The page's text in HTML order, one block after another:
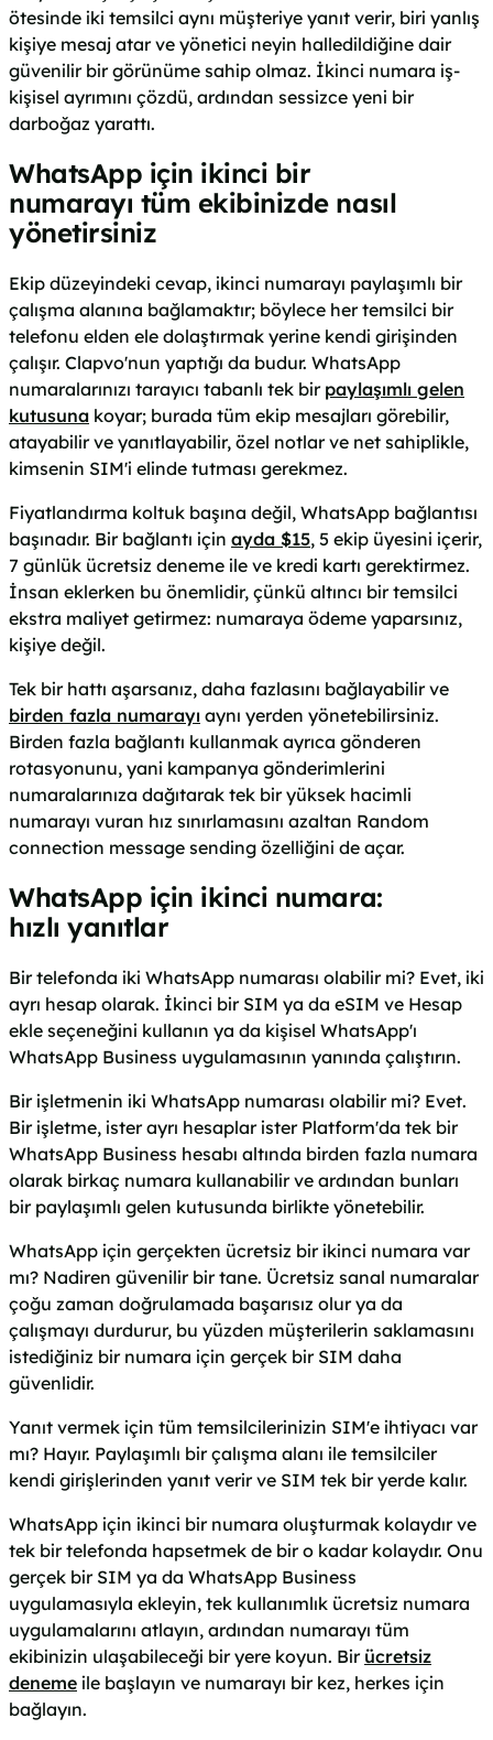
ötesinde iki temsilci aynı müşteriye yanıt verir, biri yanlış
kişiye mesaj atar ve yönetici neyin halledildiğine dair
güvenilir bir görünüme sahip olmaz. İkinci numara iş-
kişisel ayrımını çözdü, ardından sessizce yeni bir
darboğaz yarattı.
WhatsApp için ikinci bir
numarayı tüm ekibinizde nasıl
yönetirsiniz
Ekip düzeyindeki cevap, ikinci numarayı paylaşımlı bir
çalışma alanına bağlamaktır; böylece her temsilci bir
telefonu elden ele dolaştırmak yerine kendi girişinden
çalışır. Clapvo'nun yaptığı da budur. WhatsApp
numaralarınızı tarayıcı tabanlı tek bir paylaşımlı gelen
kutusuna koyar; burada tüm ekip mesajları görebilir,
atayabilir ve yanıtlayabilir, özel notlar ve net sahiplikle,
kimsenin SIM'i elinde tutması gerekmez.
Fiyatlandırma koltuk başına değil, WhatsApp bağlantısı
başınadır. Bir bağlantı için ayda $15, 5 ekip üyesini içerir,
7 günlük ücretsiz deneme ile ve kredi kartı gerektirmez.
İnsan eklerken bu önemlidir, çünkü altıncı bir temsilci
ekstra maliyet getirmez: numaraya ödeme yaparsınız,
kişiye değil.
Tek bir hattı aşarsanız, daha fazlasını bağlayabilir ve
birden fazla numarayı aynı yerden yönetebilirsiniz.
Birden fazla bağlantı kullanmak ayrıca gönderen
rotasyonunu, yani kampanya gönderimlerini
numaralarınıza dağıtarak tek bir yüksek hacimli
numarayı vuran hız sınırlamasını azaltan Random
connection message sending özelliğini de açar.
WhatsApp için ikinci numara:
hızlı yanıtlar
Bir telefonda iki WhatsApp numarası olabilir mi? Evet, iki
ayrı hesap olarak. İkinci bir SIM ya da eSIM ve Hesap
ekle seçeneğini kullanın ya da kişisel WhatsApp'ı
WhatsApp Business uygulamasının yanında çalıştırın.
Bir işletmenin iki WhatsApp numarası olabilir mi? Evet.
Bir işletme, ister ayrı hesaplar ister Platform'da tek bir
WhatsApp Business hesabı altında birden fazla numara
olarak birkaç numara kullanabilir ve ardından bunları
bir paylaşımlı gelen kutusunda birlikte yönetebilir.
WhatsApp için gerçekten ücretsiz bir ikinci numara var
mı? Nadiren güvenilir bir tane. Ücretsiz sanal numaralar
çoğu zaman doğrulamada başarısız olur ya da
çalışmayı durdurur, bu yüzden müşterilerin saklamasını
istediğiniz bir numara için gerçek bir SIM daha
güvenlidir.
Yanıt vermek için tüm temsilcilerinizin SIM'e ihtiyacı var
mı? Hayır. Paylaşımlı bir çalışma alanı ile temsilciler
kendi girişlerinden yanıt verir ve SIM tek bir yerde kalır.
WhatsApp için ikinci bir numara oluşturmak kolaydır ve
tek bir telefonda hapsetmek de bir o kadar kolaydır. Onu
gerçek bir SIM ya da WhatsApp Business
uygulamasıyla ekleyin, tek kullanımlık ücretsiz numara
uygulamalarını atlayın, ardından numarayı tüm
ekibinizin ulaşabileceği bir yere koyun. Bir ücretsiz
deneme ile başlayın ve numarayı bir kez, herkes için
bağlayın.